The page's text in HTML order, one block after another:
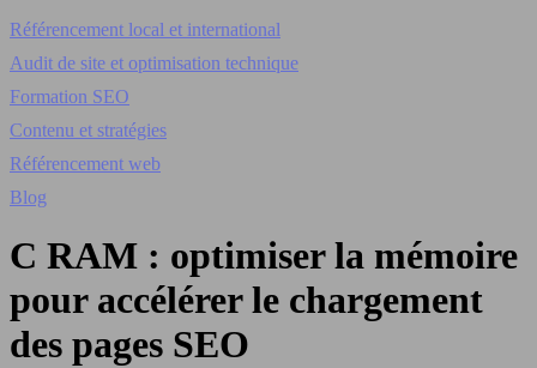
Référencement local et international
Audit de site et optimisation technique
Formation SEO
Contenu et stratégies
Référencement web
Blog
C RAM : optimiser la mémoire
pour accélérer le chargement
des pages SEO